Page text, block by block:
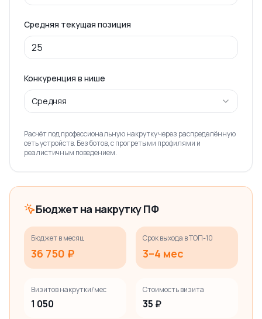
Средняя текущая позиция
Конкуренция в нише
Средняя
Расчёт под профессиональную накрутку через распределённую
сеть устройств. Без ботов, с прогретыми профилями и
реалистичным поведением.
Бюджет на накрутку ПФ
Бюджет в месяц
36 750 ₽
Срок выхода в ТОП-10
3–4 мес
Визитов накрутки/мес
1 050
Стоимость визита
35 ₽